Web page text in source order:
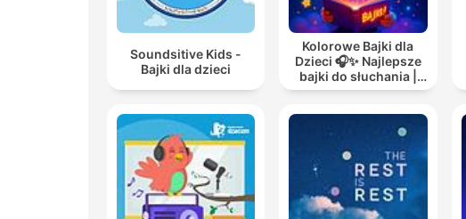
Soundsitive Kids -
Bajki dla dzieci
Kolorowe Bajki dla
Dzieci 🎧✨ Najlepsze
bajki do słuchania |
Audiobooki dla dzieci